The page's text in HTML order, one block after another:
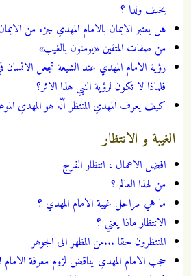
يخلف ولدا ؟
هل يعتبر الايمان بالامام المهدي جزء من
من صفات المتقين «يومنون بالغيب»
رؤية الامام المهدي عند الشيعة تجعل الانسان
فلماذا لا تكون لرؤية النبي هذا الاثر؟
كيف يعرف المهدي المنتظر أنّه هو المهدي
الغيبة و الانتظار
افضل الاعمال ، انتظار الفرج
من لهذا العالم ؟
ما هي مراحل غيبة الامام المهدي ؟
الانتظار ماذا يعني ؟
المنتظرون حقا ...من المظهر الى الجوهر
حجب الامام المهدي يناقض لزوم معرفة الامام